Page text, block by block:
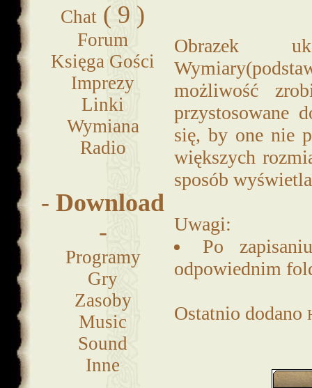
Chat ( 9 )
Forum
Księga Gości
Imprezy
Linki
Wymiana
Radio
-Download
-
Programy
Gry
Zasoby
Music
Sound
Inne
Obrazek
możliwość
przystosowane
się, by one nie
większych
sposób
Uwagi:
Po
odpowiednim
Ostatnio dodano